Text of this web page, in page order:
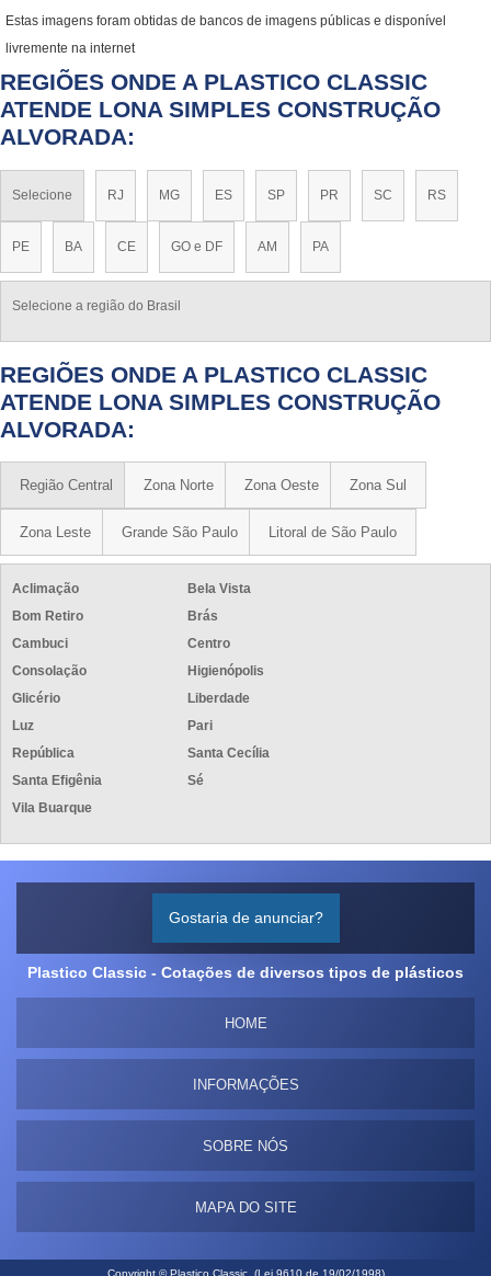
Estas imagens foram obtidas de bancos de imagens públicas e disponível
livremente na internet
REGIÕES ONDE A PLASTICO CLASSIC
ATENDE LONA SIMPLES CONSTRUÇÃO
ALVORADA:
Selecione RJ MG ES SP PR SC RS
PE BA CE GO e DF AM PA
Selecione a região do Brasil
REGIÕES ONDE A PLASTICO CLASSIC
ATENDE LONA SIMPLES CONSTRUÇÃO
ALVORADA:
Região Central Zona Norte Zona Oeste Zona Sul
Zona Leste Grande São Paulo Litoral de São Paulo
Aclimação
Bela Vista
Bom Retiro
Brás
Cambuci
Centro
Consolação
Higienópolis
Glicério
Liberdade
Luz
Pari
República
Santa Cecília
Santa Efigênia
Sé
Vila Buarque
Gostaria de anunciar?
Plastico Classic - Cotações de diversos tipos de plásticos
HOME
INFORMAÇÕES
SOBRE NÓS
MAPA DO SITE
Copyright © Plastico Classic. (Lei 9610 de 19/02/1998)